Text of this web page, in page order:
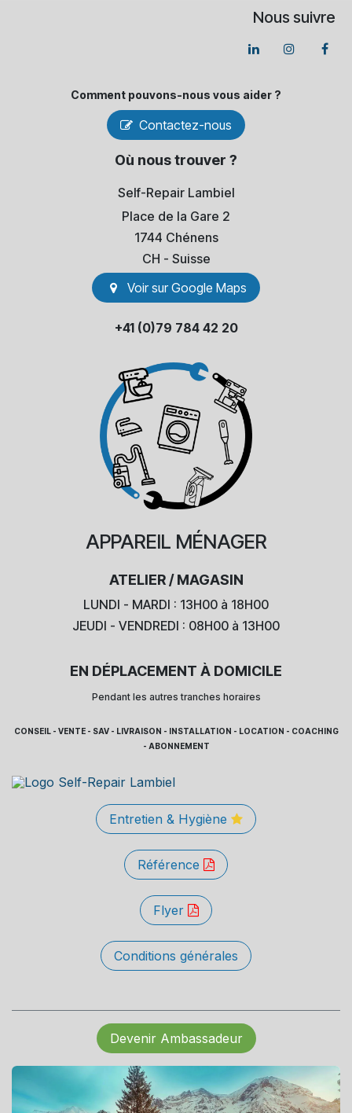
Nous suivre
Comment pouvons-​nous vous aider ?
Contactez-nous
Où nous trouver ?
Self-Repair Lambiel
Place de la Gare 2
1744 Chénens
​CH - Suisse
Voir sur Go​​ogle Maps
+41 (0)79 784 42 20
APPAREIL MÉNAGER
ATELIER / MAGASIN
LUNDI - MARDI : 13H00 à 18H00
JEUDI - VENDREDI : 08H00 à 13H00
EN DÉPLACEMENT À DOMICILE
Pendant les autres tranches horaires
CONSEIL - VENTE - SAV - LIVRAISON - INSTALLATION - LOCATION - COACHING
- ABONNEMENT
Entretien & Hygiène
Référence
Flyer
Conditions générales
Devenir Ambassadeur